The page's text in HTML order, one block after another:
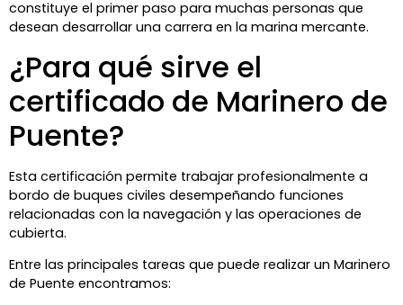
constituye el primer paso para muchas personas que
desean desarrollar una carrera en la marina mercante.
¿Para qué sirve el
certificado de Marinero de
Puente?
Esta certificación permite trabajar profesionalmente a
bordo de buques civiles desempeñando funciones
relacionadas con la navegación y las operaciones de
cubierta.
Entre las principales tareas que puede realizar un Marinero
de Puente encontramos: